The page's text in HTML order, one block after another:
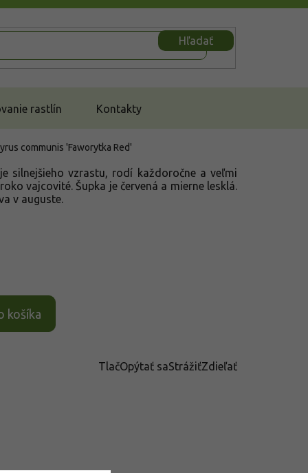
Hľadať
rastlín Kontakty
communis 'Faworytka Red'
košíka
silnejšieho vzrastu, rodí každoročne a veľmi
vajcovité. Šupka je červená a mierne lesklá.
v auguste.
TlačOpýtať saStrážiťZdieľať